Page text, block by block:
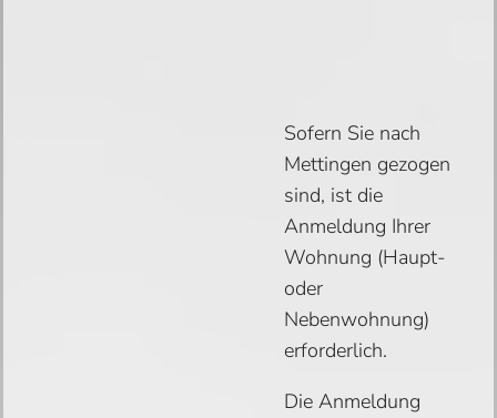
Sofern Sie nach
Mettingen gezogen
sind, ist die
Anmeldung Ihrer
Wohnung (Haupt-
oder
Nebenwohnung)
erforderlich.
Die Anmeldung